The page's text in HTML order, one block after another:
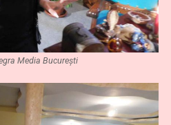
Media București